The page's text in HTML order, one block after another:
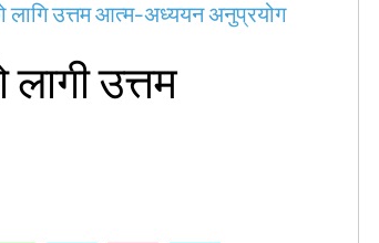
लागि उत्तम आत्म-अध्ययन अनुप्रयोग
उत्तम